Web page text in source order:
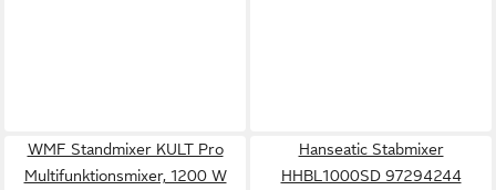
WMF Standmixer KULT Pro
Multifunktionsmixer, 1200 W
Hanseatic Stabmixer
HHBL1000SD 97294244